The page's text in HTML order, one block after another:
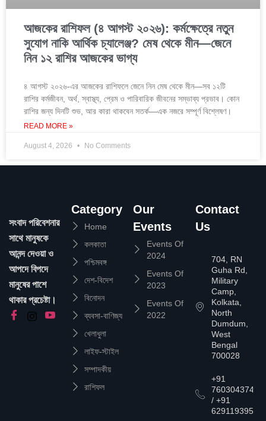
আজকের রাশিফল (৪ আগস্ট ২০২৬): কর্মক্ষেত্রে নতুন
সুযোগ নাকি আর্থিক চ্যালেঞ্জ? মেষ থেকে মীন—জেনে
নিন ১২ রাশির আজকের ভাগ্য
৪ আগস্ট ২০২৬-এর আজকের রাশিফলে জেনে নিন মেষ থেকে মীন—সব ১২টি
রাশির কর্মজীবন, অর্থ, স্বাস্থ্য, প্রেম ও পারিবারিক জীবনের সম্ভাব্য প্রভাব। কোন
রাশির জন্য দিনটি শুভ, আর কারা থাকবেন সতর্ক—এক নজরে সম্পূর্ণ বিশ্লেষণ।
READ MORE »
August 4, 2026 No Comments
সংবাদ পরিবেশনার
সাথে মানুষকে
আনন্দ দেওয়া ও
আপদে বিপদে
মানুষের পাশে
থাকার প্রচেষ্টা।
Category
Home
কলকাতা
পশ্চিমবঙ্গ
দেশ-বিদেশ
বিনোদন
ব্যবসা-বাণিজ্য
খেলাধুলা
লাইফ-স্টাইল
সম্পাদকীয়
রাশিফল
Our
Events
Events Of
2024
Events Of
2023
Events Of
2022
Contact
Us
704, RN
Guha Rd,
Military
Camp,
Kolkata,
North
Dumdum,
West
Bengal
700028
+91
7603043747
/ +91
6291193957